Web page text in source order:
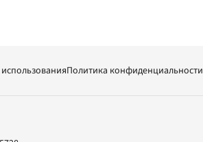
Политика конфиденциальности